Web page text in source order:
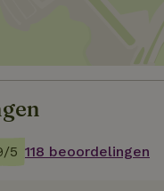
5 118 beoordelingen